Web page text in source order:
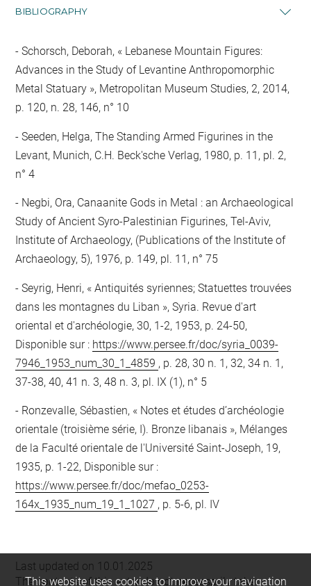
BIBLIOGRAPHY
Schorsch, Deborah, « Lebanese Mountain Figures:
Advances in the Study of Levantine Anthropomorphic
Metal Statuary », Metropolitan Museum Studies, 2, 2014,
p. 120, n. 28, 146, n° 10
Seeden, Helga, The Standing Armed Figurines in the
Levant, Munich, C.H. Beck'sche Verlag, 1980, p. 11, pl. 2,
n° 4
Negbi, Ora, Canaanite Gods in Metal : an Archaeological
Study of Ancient Syro-Palestinian Figurines, Tel-Aviv,
Institute of Archaeology, (Publications of the Institute of
Archaeology, 5), 1976, p. 149, pl. 11, n° 75
Seyrig, Henri, « Antiquités syriennes; Statuettes trouvées
dans les montagnes du Liban », Syria. Revue d'art
oriental et d'archéologie, 30, 1-2, 1953, p. 24-50,
Disponible sur : https://www.persee.fr/doc/syria_0039-
7946_1953_num_30_1_4859 , p. 28, 30 n. 1, 32, 34 n. 1,
37-38, 40, 41 n. 3, 48 n. 3, pl. IX (1), n° 5
Ronzevalle, Sébastien, « Notes et études d’archéologie
orientale (troisième série, I). Bronze libanais », Mélanges
de la Faculté orientale de l'Université Saint-Joseph, 19,
1935, p. 1-22, Disponible sur :
https://www.persee.fr/doc/mefao_0253-
164x_1935_num_19_1_1027 , p. 5-6, pl. IV
Last updated on 10.01.2025
The contents of this entry do not necessarily take
This website uses cookies to improve your navigation